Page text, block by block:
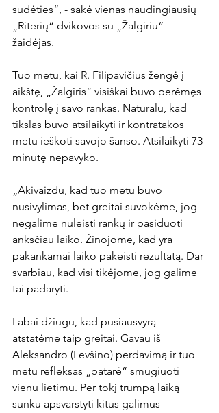
sudėties“, - sakė vienas naudingiausių
„Riterių“ dvikovos su „Žalgiriu“
žaidėjas.
Tuo metu, kai R. Filipavičius žengė į
aikštę, „Žalgiris“ visiškai buvo perėmęs
kontrolę į savo rankas. Natūralu, kad
tikslas buvo atsilaikyti ir kontratakos
metu ieškoti savojo šanso. Atsilaikyti 73
minutę nepavyko.
„Akivaizdu, kad tuo metu buvo
nusivylimas, bet greitai suvokėme, jog
negalime nuleisti rankų ir pasiduoti
anksčiau laiko. Žinojome, kad yra
pakankamai laiko pakeisti rezultatą. Dar
svarbiau, kad visi tikėjome, jog galime
tai padaryti.
Labai džiugu, kad pusiausvyrą
atstatėme taip greitai. Gavau iš
Aleksandro (Levšino) perdavimą ir tuo
metu refleksas „patarė“ smūgiuoti
vienu lietimu. Per tokį trumpą laiką
sunku apsvarstyti kitus galimus